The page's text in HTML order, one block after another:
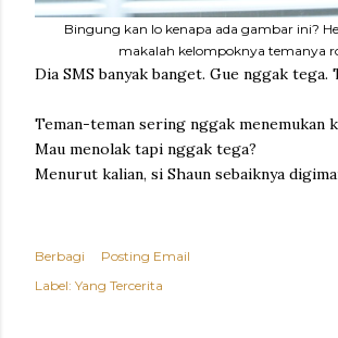
Bingung kan lo kenapa ada gambar ini?
makalah kelompoknya temanya
Dia SMS banyak banget. Gue nggak tega.
Teman-teman sering nggak menemukan
Mau menolak tapi nggak tega?
Menurut kalian, si Shaun sebaiknya
Berbagi
Posting Email
Label: Yang Tercerita